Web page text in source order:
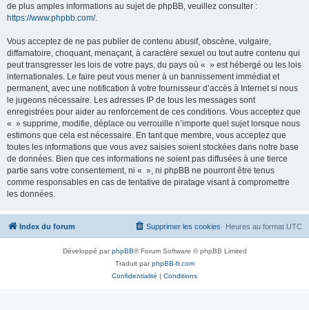
de plus amples informations au sujet de phpBB, veuillez consulter :
https://www.phpbb.com/.
Vous acceptez de ne pas publier de contenu abusif, obscène, vulgaire,
diffamatoire, choquant, menaçant, à caractère sexuel ou tout autre contenu qui
peut transgresser les lois de votre pays, du pays où « » est hébergé ou les lois
internationales. Le faire peut vous mener à un bannissement immédiat et
permanent, avec une notification à votre fournisseur d’accès à Internet si nous
le jugeons nécessaire. Les adresses IP de tous les messages sont
enregistrées pour aider au renforcement de ces conditions. Vous acceptez que
« » supprime, modifie, déplace ou verrouille n’importe quel sujet lorsque nous
estimons que cela est nécessaire. En tant que membre, vous acceptez que
toutes les informations que vous avez saisies soient stockées dans notre base
de données. Bien que ces informations ne soient pas diffusées à une tierce
partie sans votre consentement, ni « », ni phpBB ne pourront être tenus
comme responsables en cas de tentative de piratage visant à compromettre
les données.
Index du forum Heures au format UTC
Supprimer les cookies
Développé parphpBB® Forum Software © phpBB Limited
Traduit parphpBB-fr.com
Confidentialité | Conditions